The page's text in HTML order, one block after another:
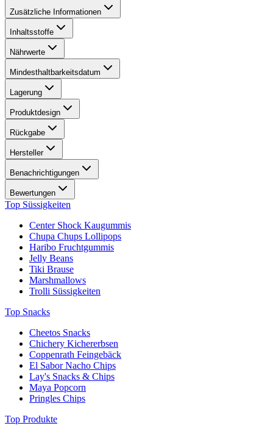
Zusätzliche Informationen
Inhaltsstoffe
Nährwerte
Mindesthaltbarkeitsdatum
Lagerung
Produktdesign
Rückgabe
Hersteller
Benachrichtigungen
Bewertungen
Top Süssigkeiten
Center Shock Kaugummis
Chupa Chups Lollipops
Haribo Fruchtgummis
Jelly Beans
Tiki Brause
Marshmallows
Trolli Süssigkeiten
Top Snacks
Cheetos Snacks
Chichery Kichererbsen
Coppenrath Feingebäck
El Sabor Nacho Chips
Lay's Snacks & Chips
Maya Popcorn
Pringles Chips
Top Produkte